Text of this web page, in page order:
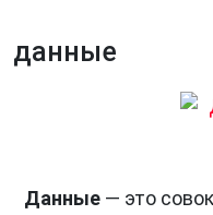
данные
Данные — это